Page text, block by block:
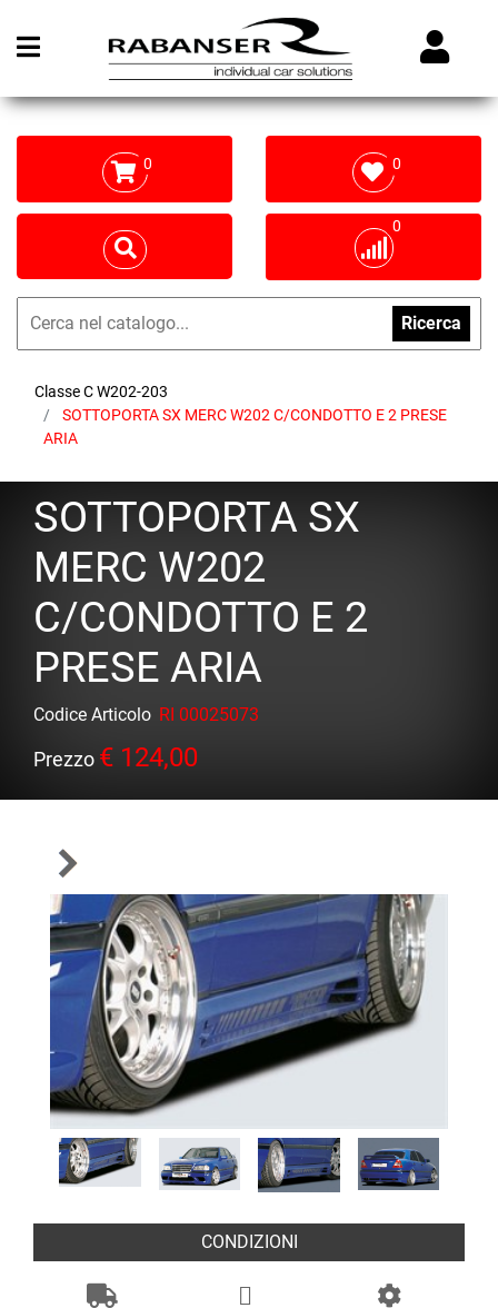
Open menu
0 0
0
Ricerca
Classe C W202-203
SOTTOPORTA SX MERC W202 C/CONDOTTO E 2 PRESE
ARIA
SOTTOPORTA SX
MERC W202
C/CONDOTTO E 2
PRESE ARIA
Codice Articolo RI 00025073
Prezzo € 124,00
CONDIZIONI